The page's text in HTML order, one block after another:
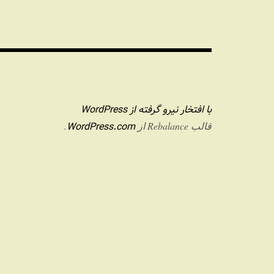
با افتخار نیرو گرفته از WordPress
قالب Rebalance از WordPress.com
.